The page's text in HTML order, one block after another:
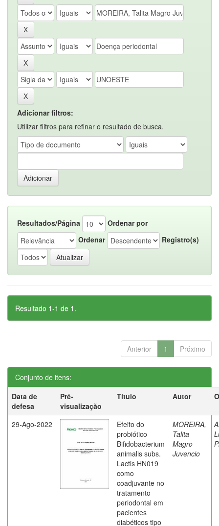
Adicionar filtros:
Utilizar filtros para refinar o resultado de busca.
Resultados/Página
Ordenar por
Ordenar
Registro(s)
Resultado 1-1 de 1.
Anterior 1 Próximo
Conjunto de itens:
Data de
defesa
Pré-
visualização
Título Autor
29-Ago-2022
Efeito do
probiótico
Bifidobacterium
animalis subs.
Lactis HN019
como
coadjuvante no
tratamento
periodontal em
pacientes
diabéticos tipo
MOREIRA,
Talita
Magro
Juvencio